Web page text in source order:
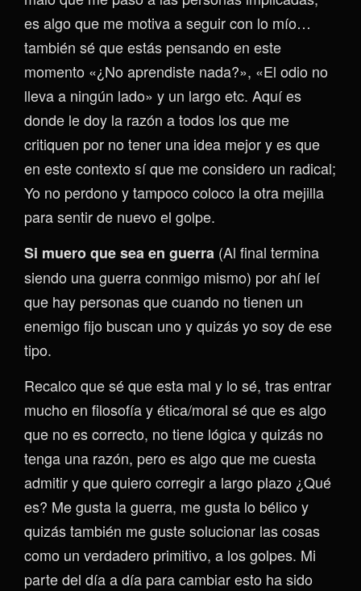
es algo que me motiva a seguir con lo mío…
también sé que estás pensando en este
momento «¿No aprendiste nada?», «El odio no
lleva a ningún lado» y un largo etc. Aquí es
donde le doy la razón a todos los que me
critiquen por no tener una idea mejor y es que
en este contexto sí que me considero un radical;
Yo no perdono y tampoco coloco la otra mejilla
para sentir de nuevo el golpe.
Si muero que sea en guerra (Al final termina
siendo una guerra conmigo mismo) por ahí leí
que hay personas que cuando no tienen un
enemigo fijo buscan uno y quizás yo soy de ese
tipo.
Recalco que sé que esta mal y lo sé, tras entrar
mucho en filosofía y ética/moral sé que es algo
que no es correcto, no tiene lógica y quizás no
tenga una razón, pero es algo que me cuesta
admitir y que quiero corregir a largo plazo ¿Qué
es? Me gusta la guerra, me gusta lo bélico y
quizás también me guste solucionar las cosas
como un verdadero primitivo, a los golpes. Mi
parte del día a día para cambiar esto ha sido